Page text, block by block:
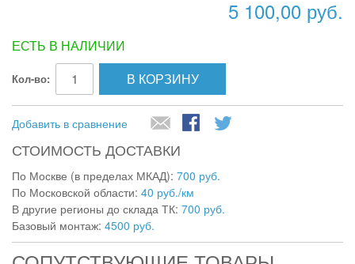
5 100,00 руб.
ЕСТЬ В НАЛИЧИИ
Кол-во: В КОРЗИНУ
Добавить в сравнение
СТОИМОСТЬ ДОСТАВКИ
По Москве (в пределах МКАД): 700 руб.
По Московской области: 40 руб./км
В другие регионы до склада ТК: 700 руб.
Базовый монтаж: 4500 руб.